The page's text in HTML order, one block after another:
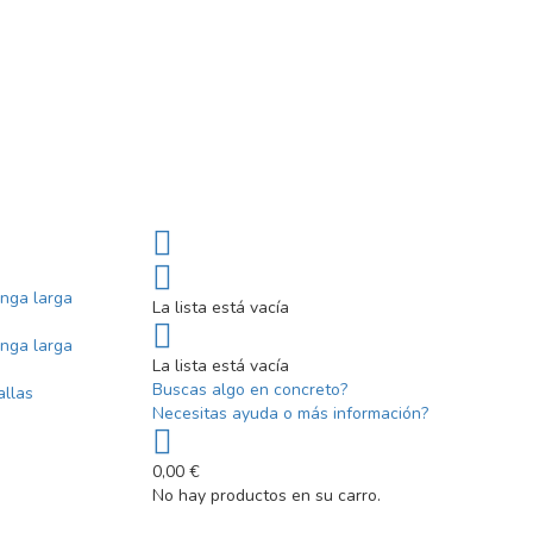
larga
larga
La lista está vacía
La lista está vacía
Buscas algo en concreto?
Necesitas ayuda o más información?
0,00 €
No hay productos en su carro.